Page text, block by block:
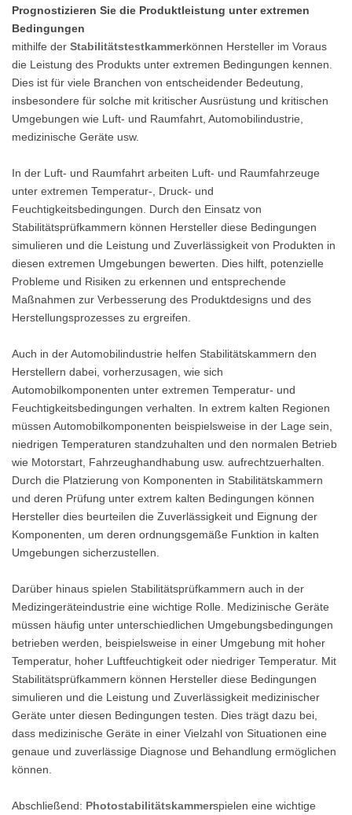
Prognostizieren Sie die Produktleistung unter extremen
Bedingungen
mithilfe der Stabilitätstestkammerkönnen Hersteller im Voraus
die Leistung des Produkts unter extremen Bedingungen kennen.
Dies ist für viele Branchen von entscheidender Bedeutung,
insbesondere für solche mit kritischer Ausrüstung und kritischen
Umgebungen wie Luft- und Raumfahrt, Automobilindustrie,
medizinische Geräte usw.
In der Luft- und Raumfahrt arbeiten Luft- und Raumfahrzeuge
unter extremen Temperatur-, Druck- und
Feuchtigkeitsbedingungen. Durch den Einsatz von
Stabilitätsprüfkammern können Hersteller diese Bedingungen
simulieren und die Leistung und Zuverlässigkeit von Produkten in
diesen extremen Umgebungen bewerten. Dies hilft, potenzielle
Probleme und Risiken zu erkennen und entsprechende
Maßnahmen zur Verbesserung des Produktdesigns und des
Herstellungsprozesses zu ergreifen.
Auch in der Automobilindustrie helfen Stabilitätskammern den
Herstellern dabei, vorherzusagen, wie sich
Automobilkomponenten unter extremen Temperatur- und
Feuchtigkeitsbedingungen verhalten. In extrem kalten Regionen
müssen Automobilkomponenten beispielsweise in der Lage sein,
niedrigen Temperaturen standzuhalten und den normalen Betrieb
wie Motorstart, Fahrzeughandhabung usw. aufrechtzuerhalten.
Durch die Platzierung von Komponenten in Stabilitätskammern
und deren Prüfung unter extrem kalten Bedingungen können
Hersteller dies beurteilen die Zuverlässigkeit und Eignung der
Komponenten, um deren ordnungsgemäße Funktion in kalten
Umgebungen sicherzustellen.
Darüber hinaus spielen Stabilitätsprüfkammern auch in der
Medizingeräteindustrie eine wichtige Rolle. Medizinische Geräte
müssen häufig unter unterschiedlichen Umgebungsbedingungen
betrieben werden, beispielsweise in einer Umgebung mit hoher
Temperatur, hoher Luftfeuchtigkeit oder niedriger Temperatur. Mit
Stabilitätsprüfkammern können Hersteller diese Bedingungen
simulieren und die Leistung und Zuverlässigkeit medizinischer
Geräte unter diesen Bedingungen testen. Dies trägt dazu bei,
dass medizinische Geräte in einer Vielzahl von Situationen eine
genaue und zuverlässige Diagnose und Behandlung ermöglichen
können.
Abschließend: Photostabilitätskammerspielen eine wichtige